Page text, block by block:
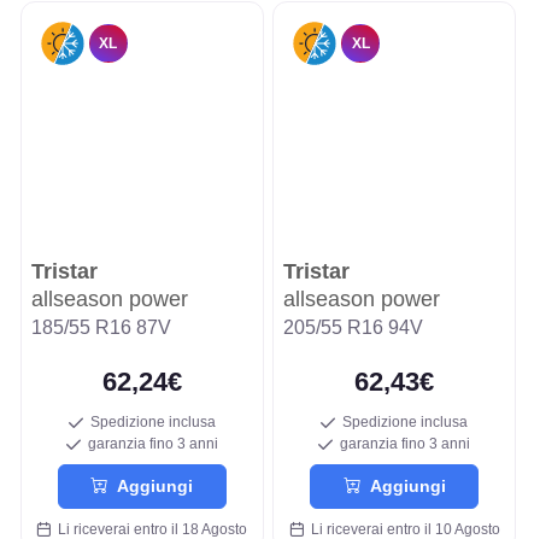
XL
Tristar
allseason power
185/55 R16 87V
62,24€
Spedizione inclusa
garanzia fino 3 anni
Aggiungi
Li riceverai entro il 18 Agosto
XL
Tristar
allseason power
205/55 R16 94V
62,43€
Spedizione inclusa
garanzia fino 3 anni
Aggiungi
Li riceverai entro il 10 Agosto